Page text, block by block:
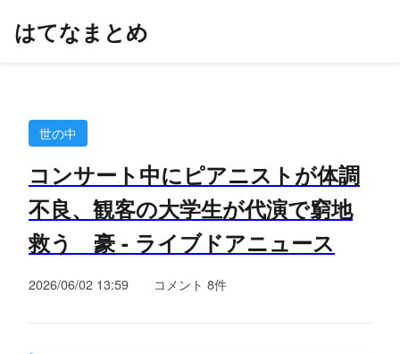
はてなまとめ
世の中
コンサート中にピアニストが体調
不良、観客の大学生が代演で窮地
救う 豪 - ライブドアニュース
2026/06/02 13:59 コメント 8件